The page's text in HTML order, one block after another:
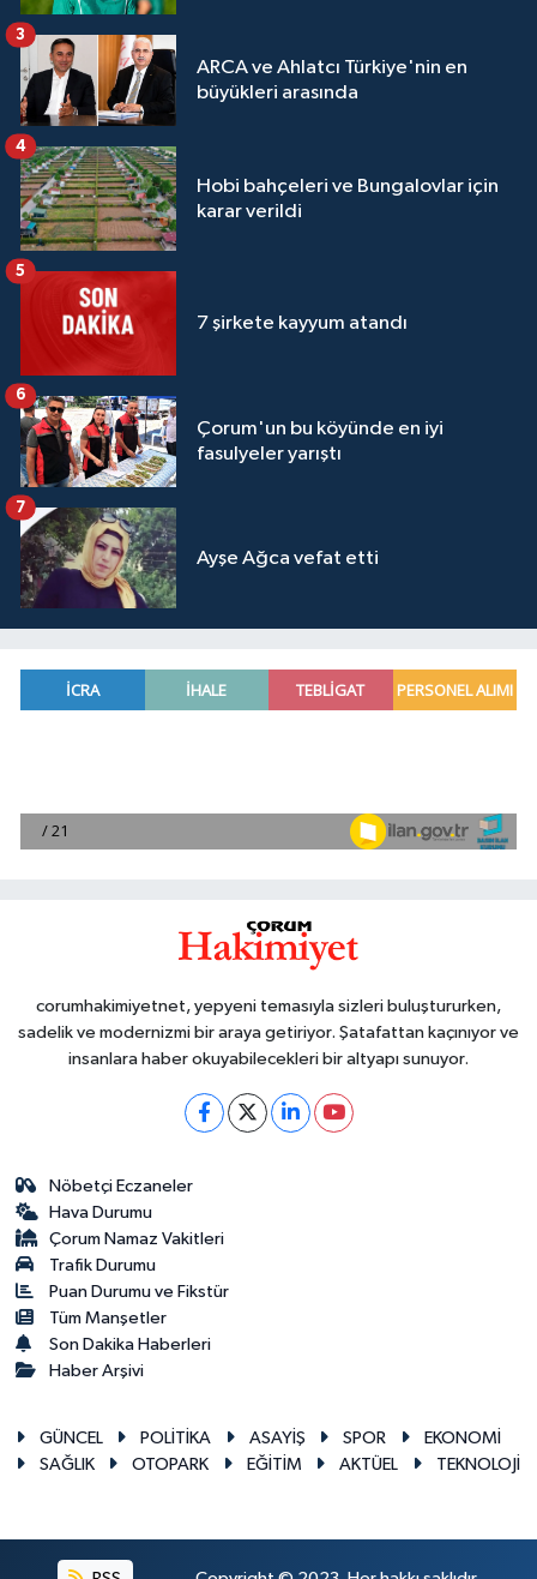
ARCA ve Ahlatcı Türkiye'nin en
büyükleri arasında
3
Hobi bahçeleri ve Bungalovlar için
karar verildi
4
7 şirkete kayyum atandı
5
Çorum'un bu köyünde en iyi
fasulyeler yarıştı
6
Ayşe Ağca vefat etti
7
corumhakimiyetnet, yepyeni temasıyla sizleri buluştururken,
sadelik ve modernizmi bir araya getiriyor. Şatafattan kaçınıyor ve
insanlara haber okuyabilecekleri bir altyapı sunuyor.
Nöbetçi Eczaneler
Hava Durumu
Çorum Namaz Vakitleri
Trafik Durumu
Puan Durumu ve Fikstür
Tüm Manşetler
Son Dakika Haberleri
Haber Arşivi
GÜNCEL POLİTİKA ASAYİŞ SPOR
EKONOMİ
SAĞLIK
OTOPARK EĞİTİM AKTÜEL TEKNOLOJİ